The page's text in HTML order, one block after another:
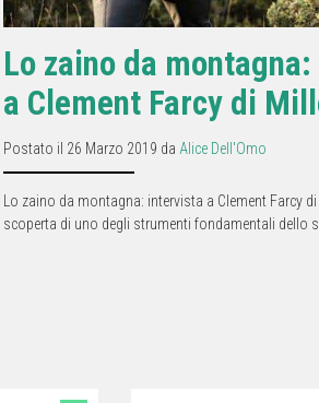
Lo zaino da
a Clement Farcy di
Postato il 26 Marzo 2019 da Alice Dell'Omo
Lo zaino da montagna: intervista a Clement Farcy
scoperta di uno degli strumenti fondamentali dello